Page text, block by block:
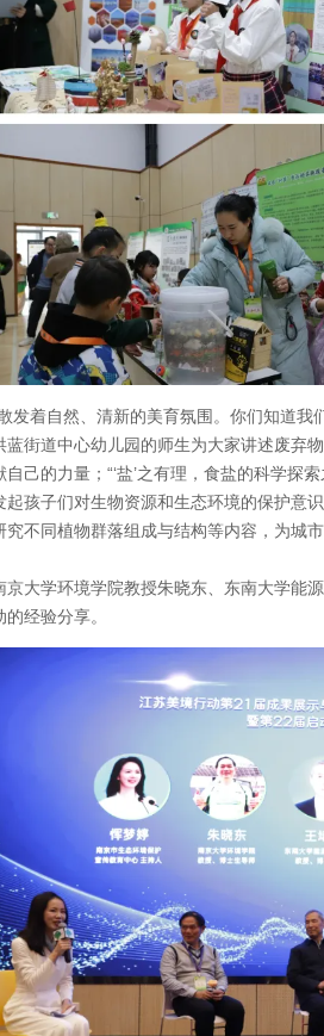
着自然、清新的美育氛围。你们知道我
街道中心幼儿园的师生为大家讲述废弃
己的力量；“‘盐’之有理，食盐的科学
起孩子们对生物资源和生态环境的保护
不同植物群落组成与结构等内容，为城
学环境学院教授朱晓东、东南大学能
经验分享。